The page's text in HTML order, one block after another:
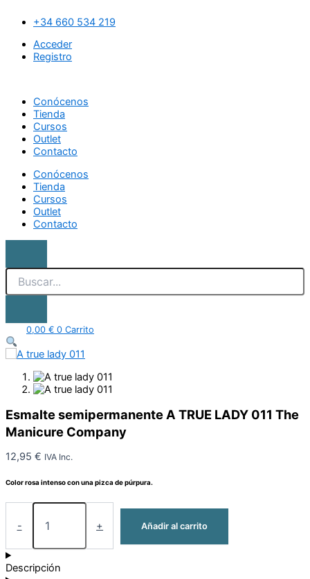
contenido
+34 660 534 219
Acceder
Registro
Conócenos
Tienda
Cursos
Outlet
Contacto
Conócenos
Tienda
Cursos
Outlet
Contacto
0,00 € 0 Carrito
Esmalte semipermanente A TRUE LADY 011 The
Manicure Company
12,95 € IVA Inc.
Color rosa intenso con una pizca de púrpura.
-
semipermanente
TRUE
LADY
Manicure
Company
cantidad
+ Añadir al carrito
Descripción